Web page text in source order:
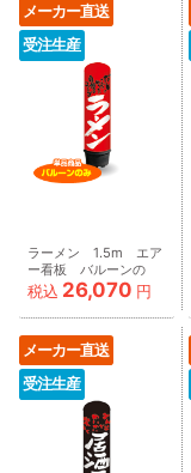
メーカー直送
受注生産
ラーメン 1.5m エア
ー看板 バルーンの
み
AR090040IN_C
税込 26,070 円
メーカー直送
受注生産